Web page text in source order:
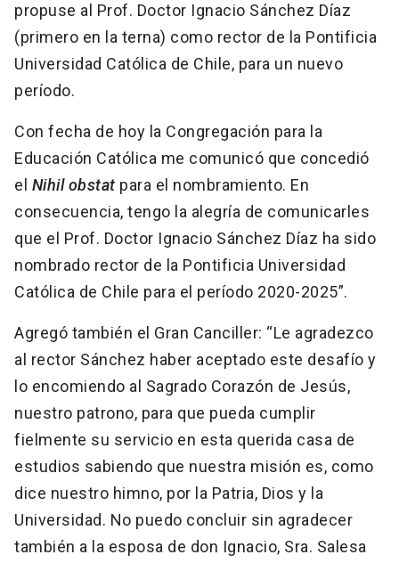
propuse al Prof. Doctor Ignacio Sánchez Díaz
(primero en la terna) como rector de la Pontificia
Universidad Católica de Chile, para un nuevo
período.
Con fecha de hoy la Congregación para la
Educación Católica me comunicó que concedió
el Nihil obstat para el nombramiento. En
consecuencia, tengo la alegría de comunicarles
que el Prof. Doctor Ignacio Sánchez Díaz ha sido
nombrado rector de la Pontificia Universidad
Católica de Chile para el período 2020-2025”.
Agregó también el Gran Canciller: “Le agradezco
al rector Sánchez haber aceptado este desafío y
lo encomiendo al Sagrado Corazón de Jesús,
nuestro patrono, para que pueda cumplir
fielmente su servicio en esta querida casa de
estudios sabiendo que nuestra misión es, como
dice nuestro himno, por la Patria, Dios y la
Universidad. No puedo concluir sin agradecer
también a la esposa de don Ignacio, Sra. Salesa